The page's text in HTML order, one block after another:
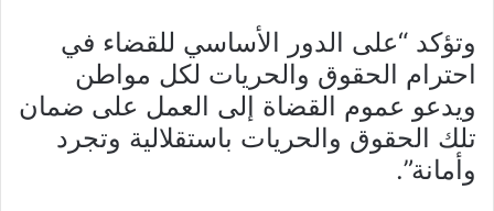
وتؤكد “على الدور الأساسي للقضاء في
احترام الحقوق والحريات لكل مواطن
ويدعو عموم القضاة إلى العمل على ضمان
تلك الحقوق والحريات باستقلالية وتجرد
وأمانة”.